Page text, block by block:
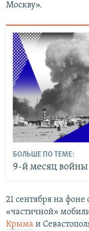
Москву».
БОЛЬШЕ ПО ТЕМЕ:
9-й месяц войны
21 сентября на фоне
«частичной»
Крыма и